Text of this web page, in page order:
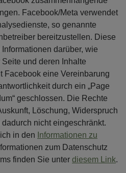
Facebook/Meta verwendet
so genannte
bereitzustellen. Diese
darüber, wie
und deren Inhalte
Facebook eine Vereinbarung
durch ein „Page
geschlossen. Die Rechte
Löschung, Widerspruch
nicht eingeschränkt.
in den Informationen zu
zum Datenschutz
finden Sie unter diesem Link.